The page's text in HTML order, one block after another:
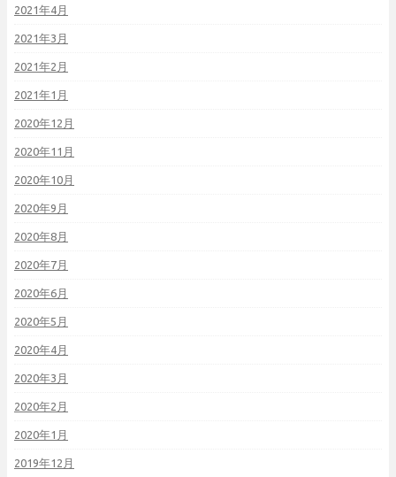
2021年4月
2021年3月
2021年2月
2021年1月
2020年12月
2020年11月
2020年10月
2020年9月
2020年8月
2020年7月
2020年6月
2020年5月
2020年4月
2020年3月
2020年2月
2020年1月
2019年12月